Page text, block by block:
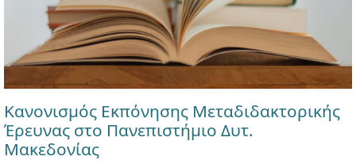
Κανονισμός Εκπόνησης Μεταδιδακτορικής
Έρευνας στο Πανεπιστήμιο Δυτ.
Μακεδονίας